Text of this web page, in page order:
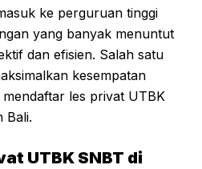
ke perguruan tinggi
yang banyak menuntut
dan efisien. Salah satu
kesempatan
les privat UTBK
Bali.
UTBK SNBT di